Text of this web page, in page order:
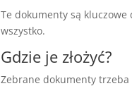
Te dokumenty są kluczowe
wszystko.
Gdzie je złożyć?
Zebrane dokumenty trzeba